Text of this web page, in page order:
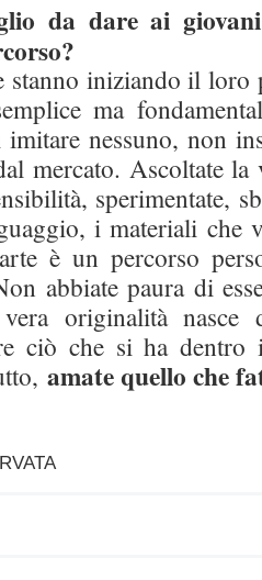
da dare ai
iniziando il loro
ma
nessuno, non
mercato. Ascoltate la
sperimentate,
i materiali che
è un percorso
abbiate paura di
originalità nasce
ciò che si ha dentro
amate quello che